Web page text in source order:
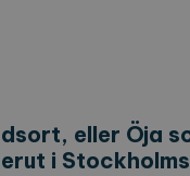
eller Öja
i